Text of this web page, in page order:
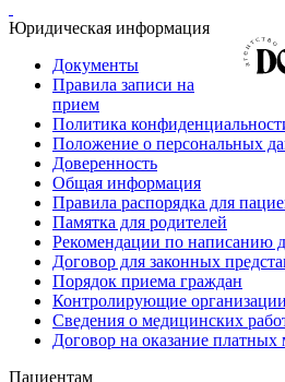
Юридическая информация
Документы
Правила записи на
прием
Политика
Положение о персональных
Доверенность
Общая информация
Правила распорядка для
Памятка для родителей
Рекомендации по написанию
Договор для законных
Порядок приема граждан
Контролирующие организации
Сведения о медицинских
Договор на оказание
Пациентам